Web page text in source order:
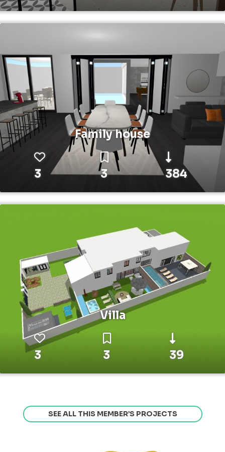
Family house
3 3 384
Villa
3 3 39
SEE ALL THIS MEMBER’S PROJECTS